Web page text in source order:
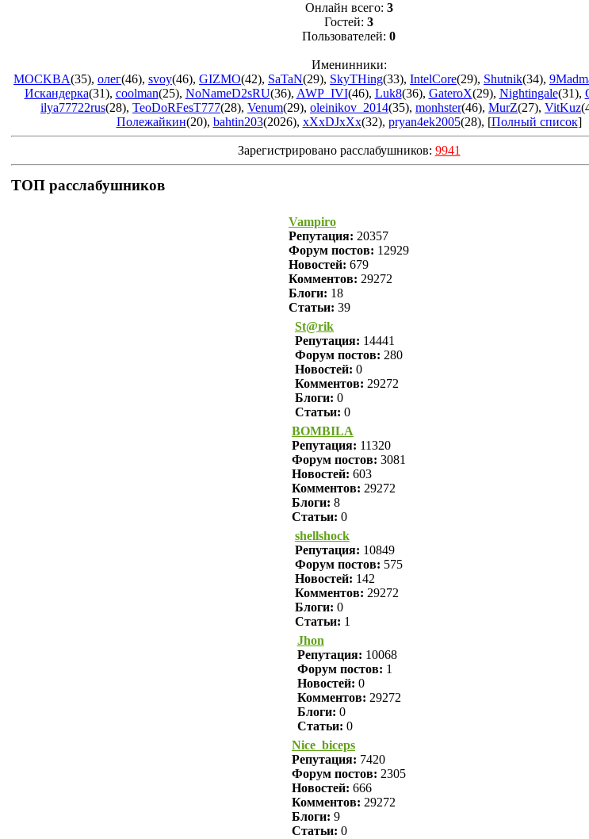
Онлайн всего: 3
Гостей: 3
Пользователей: 0
Именинники:
MOCKBA(35), олег(46), svoy(46), GIZMO(42), SaTaN(29), SkyTHing(33), IntelCore(29), Shutnik(34),
Искандерка(31), coolman(25), NoNameD2sRU(36), AWP_IVI(46), Luk8(36), GateroX(29), Nightingale(31),
ilya77722rus(28), TeoDoRFesT777(28), Venum(29), oleinikov_2014(35), monhster(46), MurZ(27), VitKuz
Полежайкин(20), bahtin203(2026), xXxDJxXx(32), pryan4ek2005(28), [Полный список]
Зарегистрировано расслабушников: 9941
ТОП расслабушников
Vampiro
Репутация: 20357
Форум постов: 12929
Новостей: 679
Комментов: 29272
Блоги: 18
Статьи: 39
St@rik
Репутация: 14441
Форум постов: 280
Новостей: 0
Комментов: 29272
Блоги: 0
Статьи: 0
BOMBILA
Репутация: 11320
Форум постов: 3081
Новостей: 603
Комментов: 29272
Блоги: 8
Статьи: 0
shellshock
Репутация: 10849
Форум постов: 575
Новостей: 142
Комментов: 29272
Блоги: 0
Статьи: 1
Jhon
Репутация: 10068
Форум постов: 1
Новостей: 0
Комментов: 29272
Блоги: 0
Статьи: 0
Nice_biceps
Репутация: 7420
Форум постов: 2305
Новостей: 666
Комментов: 29272
Блоги: 9
Статьи: 0